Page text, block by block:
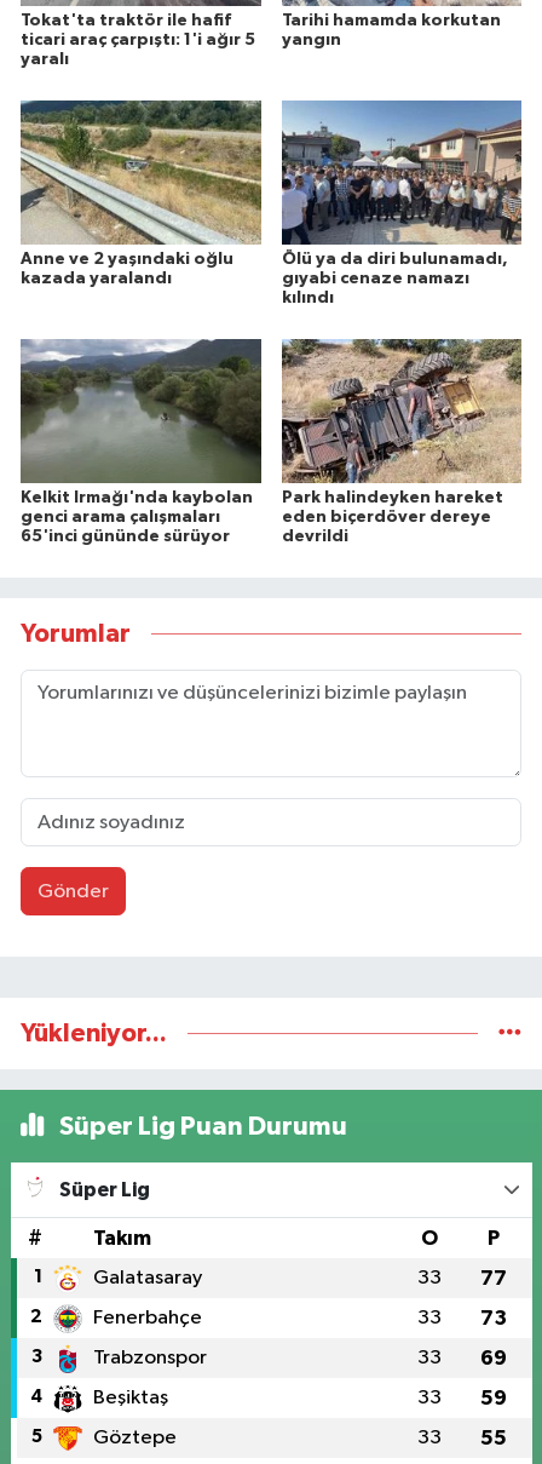
Tokat'ta traktör ile hafif
ticari araç çarpıştı: 1'i ağır 5
yaralı
Tarihi hamamda korkutan
yangın
Anne ve 2 yaşındaki oğlu
kazada yaralandı
Ölü ya da diri bulunamadı,
gıyabi cenaze namazı
kılındı
Kelkit Irmağı'nda kaybolan
genci arama çalışmaları
65'inci gününde sürüyor
Park halindeyken hareket
eden biçerdöver dereye
devrildi
Yorumlar
Gönder
Yükleniyor...
Süper Lig Puan Durumu
Süper Lig
# Takım O P
1 Galatasaray 33 77
2 Fenerbahçe 33 73
3 Trabzonspor 33 69
4 Beşiktaş 33 59
5 Göztepe 33 55